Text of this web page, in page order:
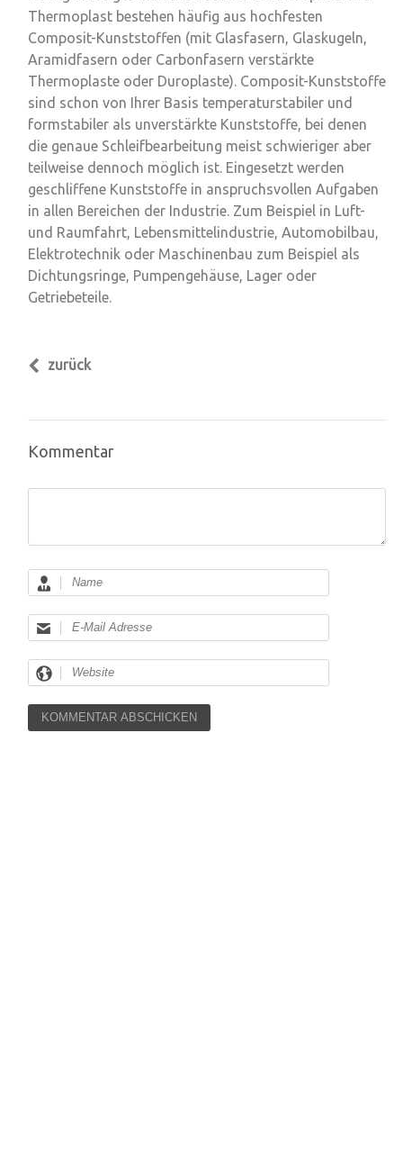
Thermoplast bestehen häufig aus hochfesten
Composit-Kunststoffen (mit Glasfasern, Glaskugeln,
Aramidfasern oder Carbonfasern verstärkte
Thermoplaste oder Duroplaste). Composit-Kunststoffe
sind schon von Ihrer Basis temperaturstabiler und
formstabiler als unverstärkte Kunststoffe, bei denen
die genaue Schleifbearbeitung meist schwieriger aber
teilweise dennoch möglich ist. Eingesetzt werden
geschliffene Kunststoffe in anspruchsvollen Aufgaben
in allen Bereichen der Industrie. Zum Beispiel in Luft-
und Raumfahrt, Lebensmittelindustrie, Automobilbau,
Elektrotechnik oder Maschinenbau zum Beispiel als
Dichtungsringe, Pumpengehäuse, Lager oder
Getriebeteile.
zurück
Kommentar